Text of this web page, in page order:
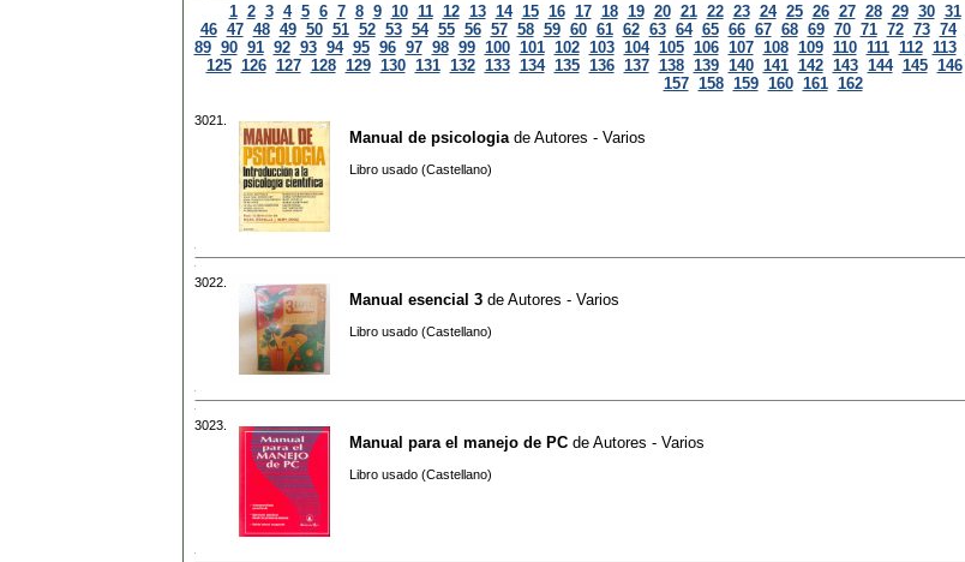
1 2 3 4 5 6 7 8 9 10 11 12 13 14 15 16 17 18 19 20 21 22 23 24 25 26 27 28 29 30 31
46 47 48 49 50 51 52 53 54 55 56 57 58 59 60 61 62 63 64 65 66 67 68 69 70 71 72 73 74
89 90 91 92 93 94 95 96 97 98 99 100 101 102 103 104 105 106 107 108 109 110 111 112 113
125 126 127 128 129 130 131 132 133 134 135 136 137 138 139 140 141 142 143 144 145 146
157 158 159 160 161 162
3021.
Manual de psicologia de Autores - Varios
Libro usado (Castellano)
3022.
Manual esencial 3 de Autores - Varios
Libro usado (Castellano)
3023.
Manual para el manejo de PC de Autores - Varios
Libro usado (Castellano)